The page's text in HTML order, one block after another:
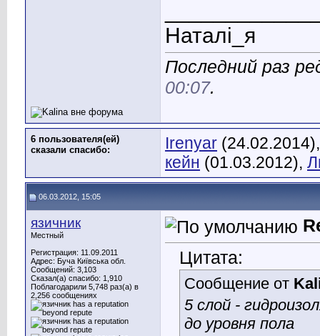
Наталі_я
Последний раз
00:07.
6 пользователя(ей)
сказали cпасибо:
Irenyar
кейн (01.03.2012),
06.03.2012, 15:05
язичник
Местный
Регистрация: 11.09.2011
Адрес: Буча Київська обл.
Сообщений: 3,103
Сказал(а) спасибо: 1,910
Поблагодарили 5,748 раз(а) в
2,256 сообщениях
Цитата:
Сообщение от
5 слой -
до уровня пола